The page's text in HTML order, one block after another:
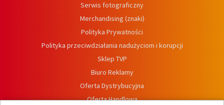
Serwis fotograficzny
Merchandising (znaki)
Polityka Prywatności
Polityka przeciwdziałania nadużyciom i korupcji
Sklep TVP
Biuro Reklamy
Oferta Dystrybucyjna
Oferta Handlowa